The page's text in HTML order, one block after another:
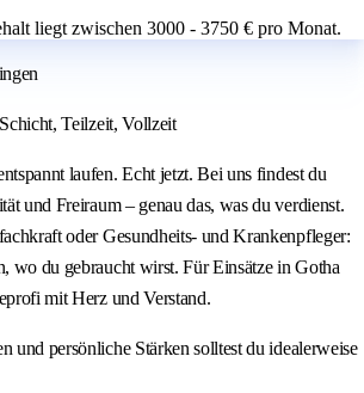
liegt zwischen 3000 - 3750 € pro Monat.
Teilzeit, Vollzeit
laufen. Echt jetzt. Bei uns findest du
und Freiraum – genau das, was du verdienst.
oder Gesundheits- und Krankenpfleger:
wo du gebraucht wirst. Für Einsätze in Gotha
mit Herz und Verstand.
und persönliche Stärken solltest du idealerweise